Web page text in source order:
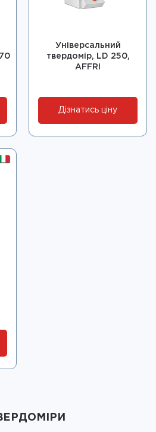
Універсальний
твердомір, LD 250,
AFFRI
Дізнатись ціну